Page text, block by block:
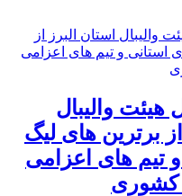
هیئت والیبال
از برترین های لیگ
تیم های اعزامی
کشوری